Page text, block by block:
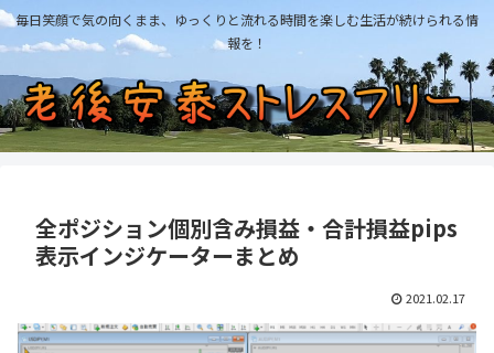
毎日笑顔で気の向くまま、ゆっくりと流れる時間を楽しむ生活が続けられる情
報を！
全ポジション個別含み損益・合計損益pips
表示インジケーターまとめ
2021.02.17